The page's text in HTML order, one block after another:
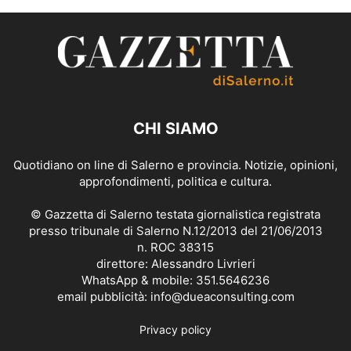
CHI SIAMO
Quotidiano on line di Salerno e provincia. Notizie, opinioni,
approfondimenti, politica e cultura.
© Gazzetta di Salerno testata giornalistica registrata
presso tribunale di Salerno N.12/2013 del 21/06/2013
n. ROC 38315
direttore: Alessandro Livrieri
WhatsApp & mobile: 351.5646236
email pubblicità: info@dueaconsulting.com
Privacy policy